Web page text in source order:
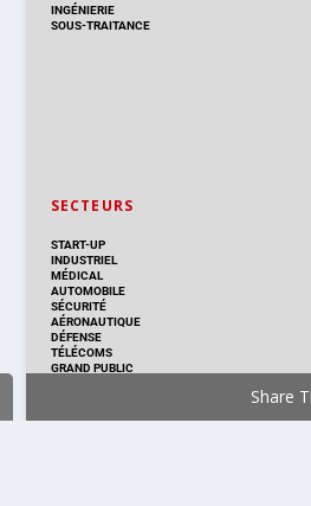
INGÉNIERIE
SOUS-TRAITANCE
SECTEURS
START-UP
INDUSTRIEL
MÉDICAL
AUTOMOBILE
SÉCURITÉ
AÉRONAUTIQUE
DÉFENSE
TÉLÉCOMS
GRAND PUBLIC
Share